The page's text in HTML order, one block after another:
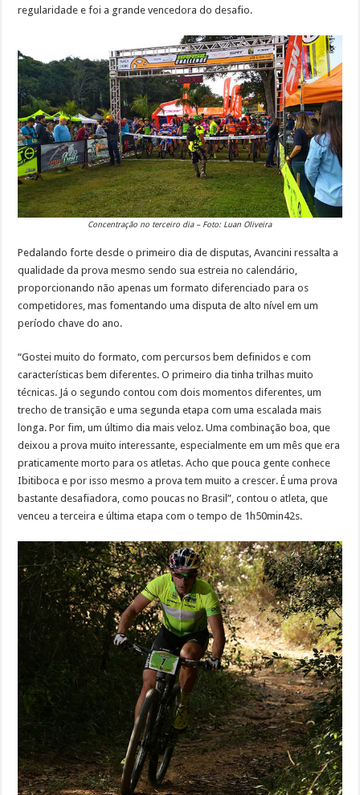
regularidade e foi a grande vencedora do desafio.
Concentração no terceiro dia – Foto: Luan Oliveira
Pedalando forte desde o primeiro dia de disputas, Avancini ressalta a
qualidade da prova mesmo sendo sua estreia no calendário,
proporcionando não apenas um formato diferenciado para os
competidores, mas fomentando uma disputa de alto nível em um
período chave do ano.
“Gostei muito do formato, com percursos bem definidos e com
características bem diferentes. O primeiro dia tinha trilhas muito
técnicas. Já o segundo contou com dois momentos diferentes, um
trecho de transição e uma segunda etapa com uma escalada mais
longa. Por fim, um último dia mais veloz. Uma combinação boa, que
deixou a prova muito interessante, especialmente em um mês que era
praticamente morto para os atletas. Acho que pouca gente conhece
Ibitiboca e por isso mesmo a prova tem muito a crescer. É uma prova
bastante desafiadora, como poucas no Brasil”, contou o atleta, que
venceu a terceira e última etapa com o tempo de 1h50min42s.